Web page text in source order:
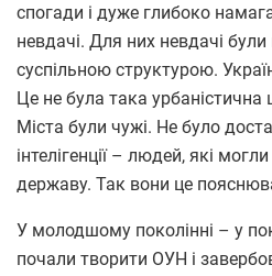
спогади і дуже глибоко
невдачі. Для них невдачі
суспільною структурою.
Це не була така урбаністична
Міста були чужі. Не було
інтелігенції – людей, які
державу. Так вони це
У молодшому поколінні – у
почали творити ОУН і